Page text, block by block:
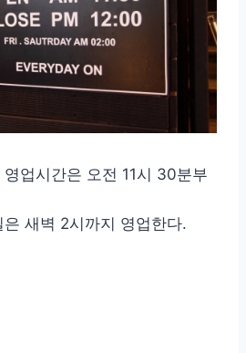
업시간은 오전 11시 30분부
새벽 2시까지 영업한다.